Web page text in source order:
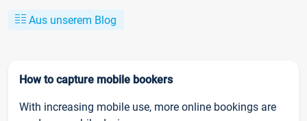
Aus unserem Blog
How to capture mobile bookers
With increasing mobile use, more online bookings are